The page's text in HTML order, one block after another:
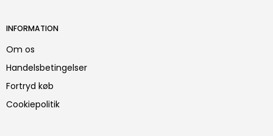
INFORMATION
Om os
Handelsbetingelser
Fortryd køb
Cookiepolitik